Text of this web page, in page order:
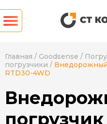
Главная / Goodsense /
погрузчики / Внедорожный
RTD30-4WD
погрузчик